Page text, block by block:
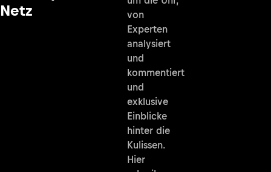
Netz
von
Experten
analysiert
und
kommentiert
und
exklusive
Einblicke
hinter die
Kulissen.
Hier